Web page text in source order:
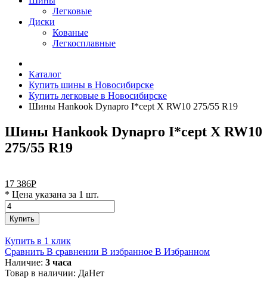
Легковые
Диски
Кованые
Легкосплавные
Каталог
Купить шины в Новосибирске
Купить легковые в Новосибирске
Шины Hankook Dynapro I*cept X RW10 275/55 R19
Шины Hankook Dynapro I*cept X RW10
275/55 R19
17 386Р
* Цена указана за 1 шт.
Купить
Купить в 1 клик
Сравнить В сравнении В избранное В Избранном
Наличие: 3 часа
Товар в наличии: ДаНет